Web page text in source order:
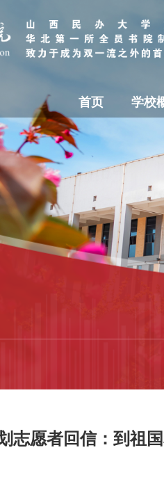
首页 学校
志愿者回信：到祖